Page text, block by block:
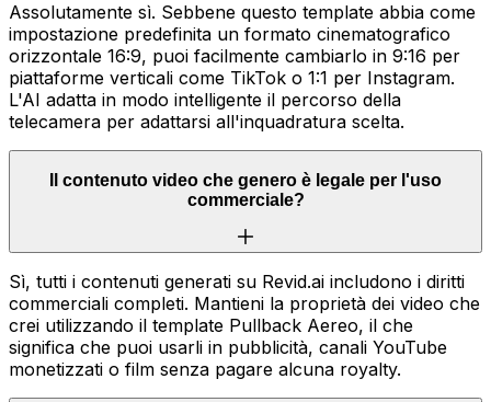
Assolutamente sì. Sebbene questo template abbia come
impostazione predefinita un formato cinematografico
orizzontale 16:9, puoi facilmente cambiarlo in 9:16 per
piattaforme verticali come TikTok o 1:1 per Instagram.
L'AI adatta in modo intelligente il percorso della
telecamera per adattarsi all'inquadratura scelta.
Il contenuto video che genero è legale per l'uso
commerciale?
Sì, tutti i contenuti generati su Revid.ai includono i diritti
commerciali completi. Mantieni la proprietà dei video che
crei utilizzando il template Pullback Aereo, il che
significa che puoi usarli in pubblicità, canali YouTube
monetizzati o film senza pagare alcuna royalty.